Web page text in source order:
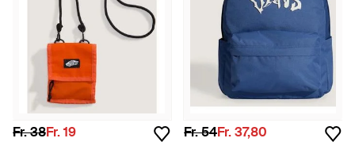
Fr. 38Fr. 19 Fr. 54Fr. 37,80